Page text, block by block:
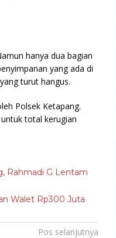
hanya dua bagian
yang ada di
turut hangus.
Polsek Ketapang.
total kerugian
Rahmadi G Lentam
Walet Rp300 Juta
Pos selanjutnya